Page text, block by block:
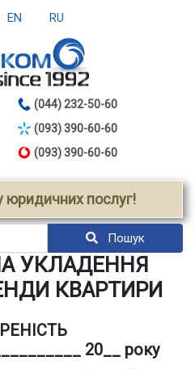
EN RU
(044) 232-50-60
(093) 390-60-60
(093) 390-60-60
юридичних послуг!
Пошук
УКЛАДЕННЯ
КВАРТИРИ
20__ року